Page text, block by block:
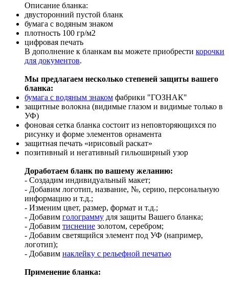
Описание бланка:
двусторонний пустой бланк
бумага с водяным знаком
плотность 100 гр/м2
цифровая печать
В дополнение к бланкам вы можете приобрести корочки
для документов.
Мы предлагаем несколько степеней защиты вашего
бланка:
бумага с водяным знаком фабрики "ГОЗНАК"
защитные волокна (видимые глазом и видимые только в
УФ)
фоновая сетка бланка состоит из неповторяющихся по
рисунку и форме элементов орнамента
защитная печать «ирисовый раскат»
позитивный и негативный гильоширный узор
Доработаем бланк по вашему желанию:
- Создадим индивидуальный макет;
- Добавим логотип, название, №, серию, персональную
информацию и т.д.;
- Изменим цвет, размер, формат и т.д.;
- Добавим голограмму для защиты Вашего бланка;
- Добавим тиснение золотом, серебром;
- Добавим светящийся элемент под УФ (например,
логотип);
- Добавим наклейку с рельефной печатью
Применение бланка: